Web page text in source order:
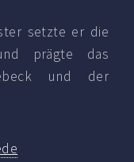
setzte er die
prägte das
und der